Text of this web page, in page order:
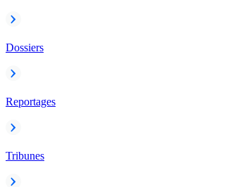
Dossiers
Reportages
Tribunes